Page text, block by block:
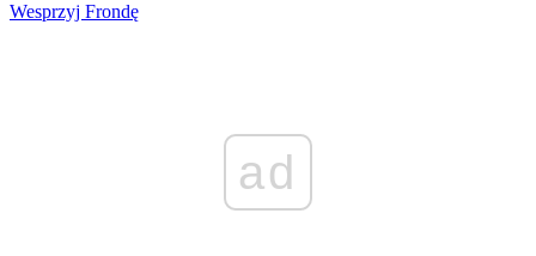
Wesprzyj Frondę
ad